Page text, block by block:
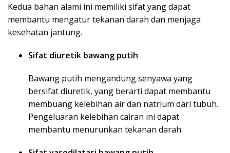
Kedua bahan alami ini memiliki sifat yang dapat
membantu mengatur tekanan darah dan menjaga
kesehatan jantung.
Sifat diuretik bawang putih
Bawang putih mengandung senyawa yang
bersifat diuretik, yang berarti dapat membantu
membuang kelebihan air dan natrium dari tubuh.
Pengeluaran kelebihan cairan ini dapat
membantu menurunkan tekanan darah.